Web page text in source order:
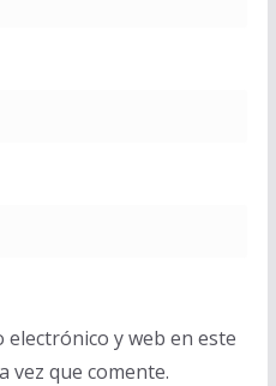
y web en este
vez que comente.